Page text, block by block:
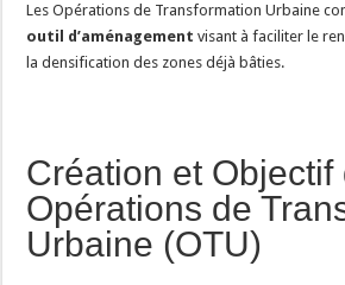
Les Opérations de Transformation Urbaine
outil d’aménagement visant à faciliter le
la densification des zones déjà bâties.
Création et Objectif
Opérations de
Urbaine (OTU)